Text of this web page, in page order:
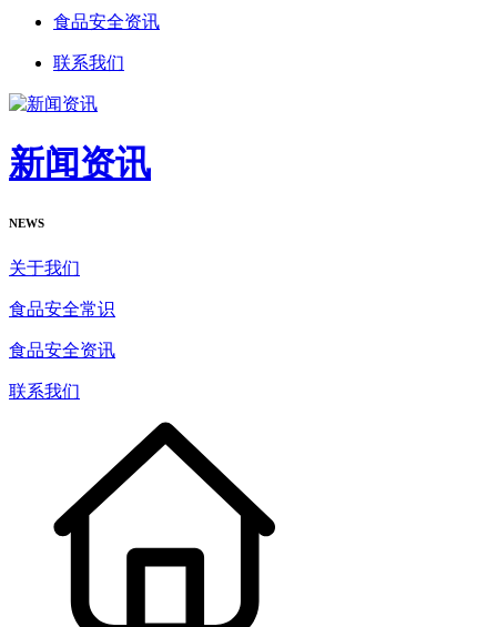
食品安全资讯
联系我们
新闻资讯
NEWS
关于我们
食品安全常识
食品安全资讯
联系我们